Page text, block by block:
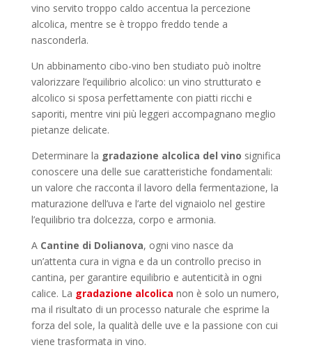
vino servito troppo caldo accentua la percezione
alcolica, mentre se è troppo freddo tende a
nasconderla.
Un abbinamento cibo-vino ben studiato può inoltre
valorizzare l’equilibrio alcolico: un vino strutturato e
alcolico si sposa perfettamente con piatti ricchi e
saporiti, mentre vini più leggeri accompagnano meglio
pietanze delicate.
Determinare la gradazione alcolica del vino significa
conoscere una delle sue caratteristiche fondamentali:
un valore che racconta il lavoro della fermentazione, la
maturazione dell’uva e l’arte del vignaiolo nel gestire
l’equilibrio tra dolcezza, corpo e armonia.
A Cantine di Dolianova, ogni vino nasce da
un’attenta cura in vigna e da un controllo preciso in
cantina, per garantire equilibrio e autenticità in ogni
calice. La gradazione alcolica non è solo un numero,
ma il risultato di un processo naturale che esprime la
forza del sole, la qualità delle uve e la passione con cui
viene trasformata in vino.